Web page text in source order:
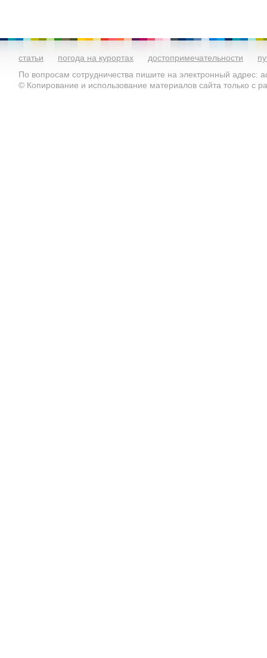
статьи погода на курортах достопримечательности
По вопросам сотрудничества пишите на электронный адрес:
© Копирование и использование материалов сайта только с